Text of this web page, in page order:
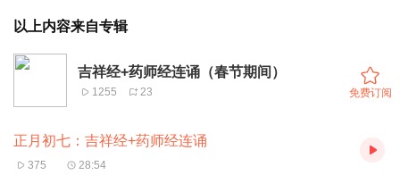
以上内容来自专辑
吉祥经+药师经连诵（春节期间）
1255 23 免费订阅
正月初七：吉祥经+药师经连诵
375 28:54